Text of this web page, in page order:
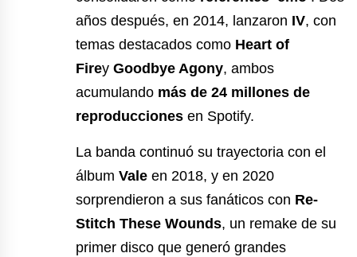
años después, en 2014, lanzaron IV, con
temas destacados como Heart of
Firey Goodbye Agony, ambos
acumulando más de 24 millones de
reproducciones en Spotify.
La banda continuó su trayectoria con el
álbum Vale en 2018, y en 2020
sorprendieron a sus fanáticos con Re-
Stitch These Wounds, un remake de su
primer disco que generó grandes